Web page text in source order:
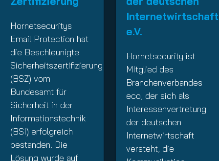
Hornetsecuritys
Email Protection hat
die Beschleunigte
Sicherheitszertifizierung
(BSZ) vom
Bundesamt für
Sicherheit in der
Informationstechnik
(BSI) erfolgreich
bestanden. Die
Lösung wurde auf
Internetwirtschaft
e.V.
Hornetsecurity ist
Mitglied des
Branchenverbandes
eco, der sich als
Interessenvertretung
der deutschen
Internetwirtschaft
versteht, die